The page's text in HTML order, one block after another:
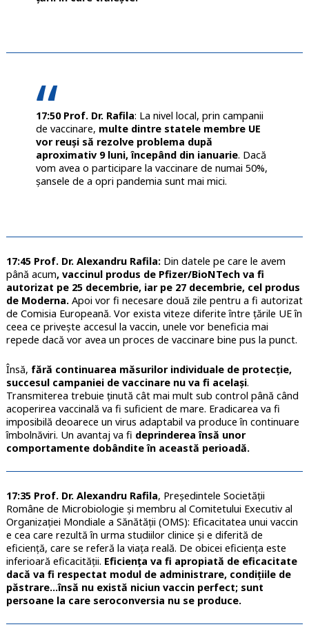
17:50 Prof. Dr. Rafila: La nivel local, prin campanii
de vaccinare, multe dintre statele membre UE
vor reuși să rezolve problema după
aproximativ 9 luni, începând din ianuarie. Dacă
vom avea o participare la vaccinare de numai 50%,
șansele de a opri pandemia sunt mai mici.
17:45 Prof. Dr. Alexandru Rafila:Din datele pe care le avem
până acum, vaccinul produs de Pfizer/BioNTech va fi
autorizat pe 25 decembrie, iar pe 27 decembrie, cel produs
de Moderna.Apoi vor fi necesare două zile pentru a fi autorizat
de Comisia Europeană. Vor exista viteze diferite între țările UE în
ceea ce privește accesul la vaccin, unele vor beneficia mai
repede dacă vor avea un proces de vaccinare bine pus la punct.
Însă, fără continuarea măsurilor individuale de protecție,
succesul campaniei de vaccinare nu va fi același.
Transmiterea trebuie ținută cât mai mult sub control până când
acoperirea vaccinală va fi suficient de mare. Eradicarea va fi
imposibilă deoarece un virus adaptabil va produce în continuare
îmbolnăviri. Un avantaj va fi deprinderea însă unor
comportamente dobândite în această perioadă.
17:35 Prof. Dr. Alexandru Rafila, Președintele Societății
Române de Microbiologie și membru al Comitetului Executiv al
Organizației Mondiale a Sănătății (OMS): Eficacitatea unui vaccin
e cea care rezultă în urma studiilor clinice și e diferită de
eficiență, care se referă la viața reală. De obicei eficiența este
inferioară eficacității. Eficiența va fi apropiată de eficacitate
dacă va fi respectat modul de administrare, condițiile de
păstrare…însă nu există niciun vaccin perfect; sunt
persoane la care seroconversia nu se produce.